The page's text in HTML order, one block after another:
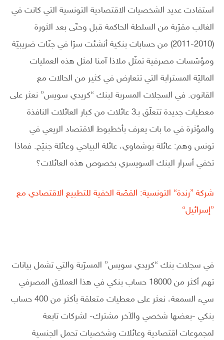
استفادت عديد الشخصيات الاقتصادية التونسية التي كانت في
الغالب مقرّبة من السلطة الحاكمة قبل وحتّى بعد الثورة
(2010-2011) من حسابات بنكية أنشئت سرّا في جنّات ضريبيّة
ومؤسّسات مصرفية تمثّل ملاذا آمنا لمثل هذه العمليات
الماليّة المسترابة التي تتعارض في كثير من الحالات مع
القانون. في السجلات المسربة لبنك “كريدي سويس” نعثر على
معطيات جديدة تتعلّق بـ3 عائلات من كبار العائلات النافذة
والمؤثرة في ما بات يعرف بأخطبوط الاقتصاد الريعي في
تونس وهم: عائلة بوشماوي، عائلة البياحي وعائلة جنيّح. فماذا
تخفي أسرار البنك السويسري بخصوص هذه العائلات؟
شركة ”رندة“ التونسية: القصّة الخفية للتطبيع الاقتصادي مع
”إسرائيل“
في سجلات بنك “كريدي سويس” المسرّبة والتي تشمل بيانات
تهم أكثر من 18000 حساب بنكي في هذا العملاق المصرفي
سيء السمعة، نعثر على معطيات متعلقة بأكثر من 400 حساب
بنكي -بعضها شخصي والآخر مشترك- لشركات تابعة
لمجموعات اقتصادية وعائلات وشخصيات تحمل الجنسية